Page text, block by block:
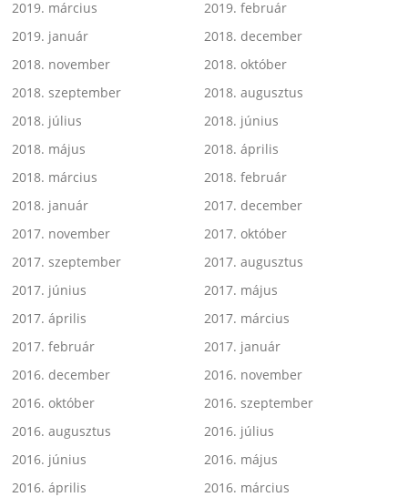
2019. március
2019. február
2019. január
2018. december
2018. november
2018. október
2018. szeptember
2018. augusztus
2018. július
2018. június
2018. május
2018. április
2018. március
2018. február
2018. január
2017. december
2017. november
2017. október
2017. szeptember
2017. augusztus
2017. június
2017. május
2017. április
2017. március
2017. február
2017. január
2016. december
2016. november
2016. október
2016. szeptember
2016. augusztus
2016. július
2016. június
2016. május
2016. április
2016. március